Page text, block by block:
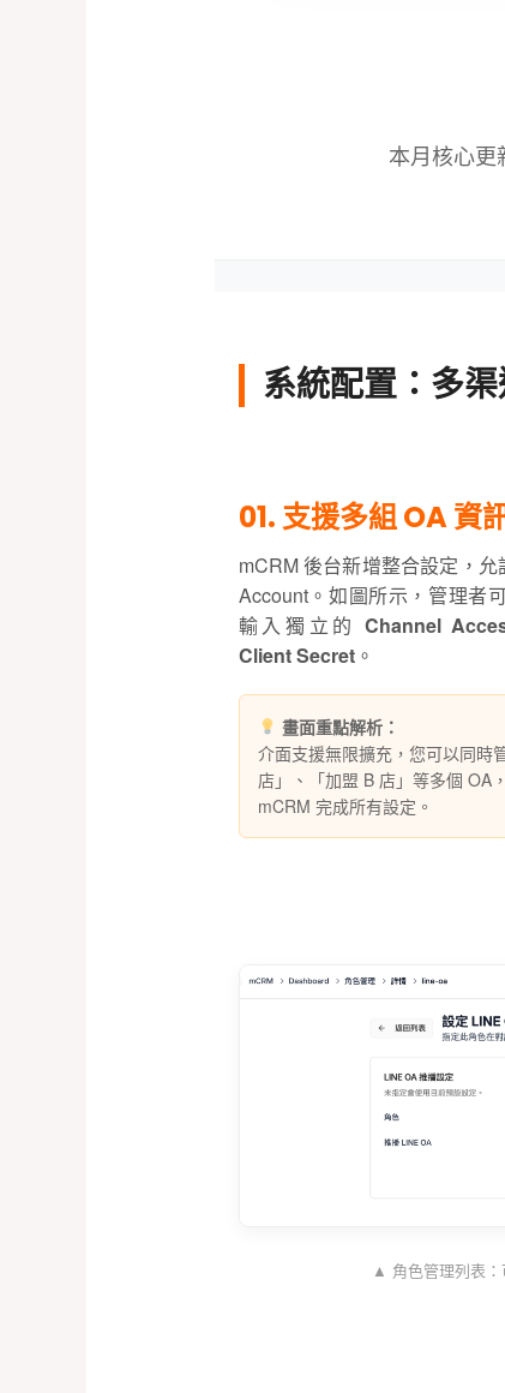
本月核心
系統配置：多
01. 支援多組 OA 資
mCRM 後台新增整合設定，
Account。如圖所示，管理者
輸入獨立的Channel
Client Secret。
畫面重點解析：
介面支援無限擴充，您可以同時
店」、「加盟 B 店」等多個 OA
mCRM 完成所有設定。
▲ 角色管理列表：